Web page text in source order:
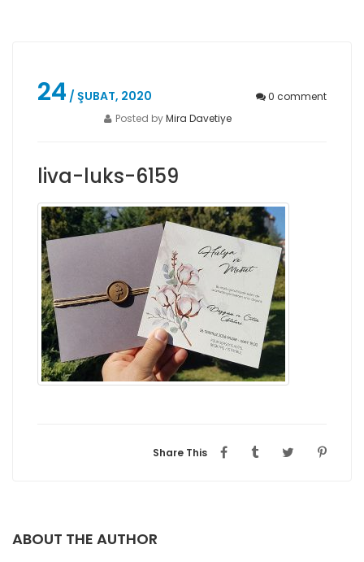
24 / ŞUBAT, 2020 0 comment
Posted byMira Davetiye
liva-luks-6159
Share This
ABOUT THE AUTHOR